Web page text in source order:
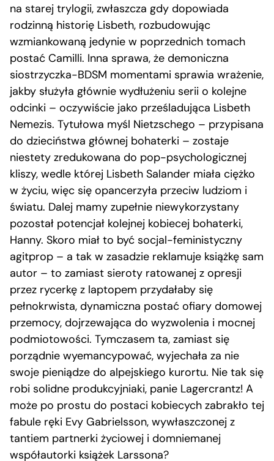
na starej trylogii, zwłaszcza gdy dopowiada
rodzinną historię Lisbeth, rozbudowując
wzmiankowaną jedynie w poprzednich tomach
postać Camilli. Inna sprawa, że demoniczna
siostrzyczka-BDSM momentami sprawia wrażenie,
jakby służyła głównie wydłużeniu serii o kolejne
odcinki – oczywiście jako prześladująca Lisbeth
Nemezis. Tytułowa myśl Nietzschego – przypisana
do dzieciństwa głównej bohaterki – zostaje
niestety zredukowana do pop-psychologicznej
kliszy, wedle której Lisbeth Salander miała ciężko
w życiu, więc się opancerzyła przeciw ludziom i
światu. Dalej mamy zupełnie niewykorzystany
pozostał potencjał kolejnej kobiecej bohaterki,
Hanny. Skoro miał to być socjal-feministyczny
agitprop – a tak w zasadzie reklamuje książkę sam
autor – to zamiast sieroty ratowanej z opresji
przez rycerkę z laptopem przydałaby się
pełnokrwista, dynamiczna postać ofiary domowej
przemocy, dojrzewająca do wyzwolenia i mocnej
podmiotowości. Tymczasem ta, zamiast się
porządnie wyemancypować, wyjechała za nie
swoje pieniądze do alpejskiego kurortu. Nie tak się
robi solidne produkcyjniaki, panie Lagercrantz! A
może po prostu do postaci kobiecych zabrakło tej
fabule ręki Evy Gabrielsson, wywłaszczonej z
tantiem partnerki życiowej i domniemanej
współautorki książek Larssona?